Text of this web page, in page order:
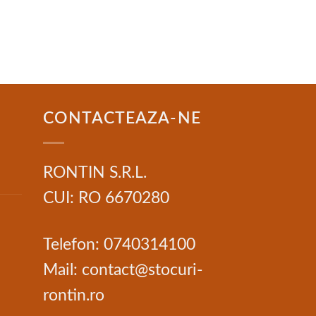
CONTACTEAZA-NE
RONTIN S.R.L.
CUI: RO 6670280
Telefon: 0740314100
Mail: contact@stocuri-
rontin.ro